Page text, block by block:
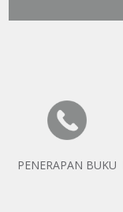
PENERAPAN BUKU